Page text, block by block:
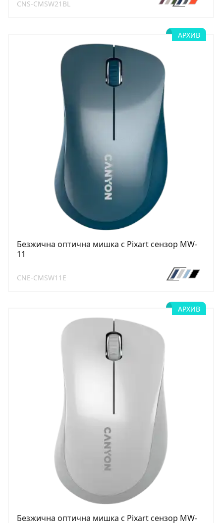
CNS-CMSW21BL
АРХИВ
Безжична оптична мишка с Pixart сензор MW-
11
CNE-CMSW11E
АРХИВ
Безжична оптична мишка с Pixart сензор MW-